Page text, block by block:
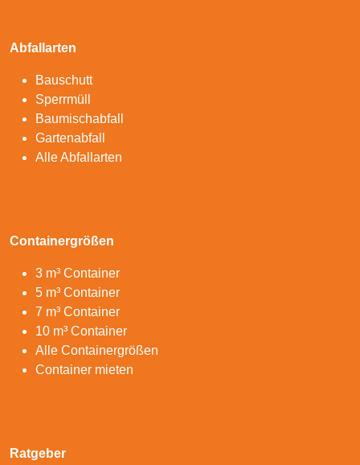
Abfallarten
Bauschutt
Sperrmüll
Baumischabfall
Gartenabfall
Alle Abfallarten
Containergrößen
3 m³ Container
5 m³ Container
7 m³ Container
10 m³ Container
Alle Containergrößen
Container mieten
Ratgeber